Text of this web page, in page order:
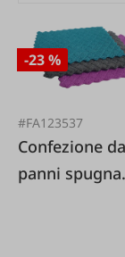
-23 %
#FA123537
Confezione
panni spugna